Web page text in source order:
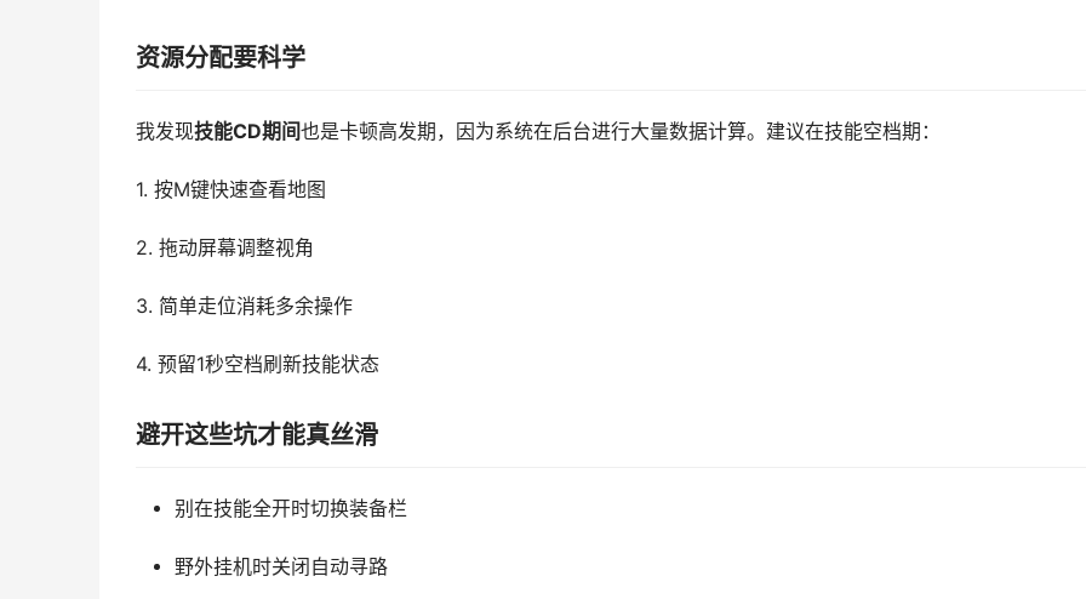
资源分配要科学
我发现技能CD期间也是卡顿高发期，因为系统在后台进行大量数据计算。建议在技能空档期：
1. 按M键快速查看地图
2. 拖动屏幕调整视角
3. 简单走位消耗多余操作
4. 预留1秒空档刷新技能状态
避开这些坑才能真丝滑
别在技能全开时切换装备栏
野外挂机时关闭自动寻路